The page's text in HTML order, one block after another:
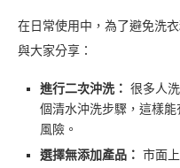
在日常使用中，為了避免洗
與大家分享：
進行二次沖洗： 很多人
個清水沖洗步驟，這樣
風險。
選擇無添加產品： 市面